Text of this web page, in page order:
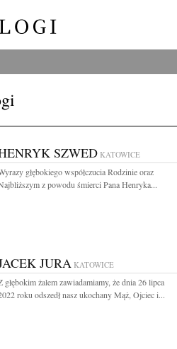
SZWED KATOWICE
głębokiego współczucia Rodzinie oraz
z powodu śmierci Pana Henryka...
JURA KATOWICE
głębokim żalem zawiadamiamy, że dnia 26 lipca
roku odszedł nasz ukochany Mąż, Ojciec i...